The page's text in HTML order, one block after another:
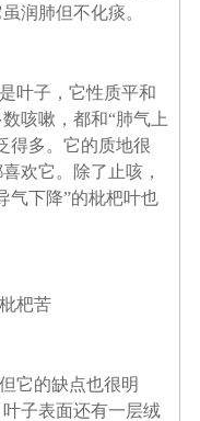
润肺但不化痰。
叶子，它性质平和
咳嗽，都和“肺气上
得多。它的质地很
欢它。除了止咳，
气下降”的枇杷叶也
杷苦
它的缺点也很明
子表面还有一层绒